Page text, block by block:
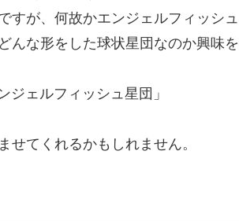
すが、何故かエンジェルフィッシ
んな形をした球状星団なのか興味を
ジェルフィッシュ星団」
せてくれるかもしれません。